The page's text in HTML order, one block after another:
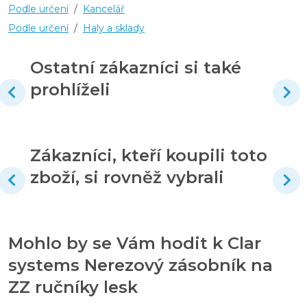
Podle určení / Kancelář
Podle určení / Haly a sklady
Ostatní zákazníci si také
prohlíželi
Zákazníci, kteří koupili toto
zboží, si rovněž vybrali
Mohlo by se Vám hodit k Clar
systems Nerezový zásobník na
ZZ ručníky lesk